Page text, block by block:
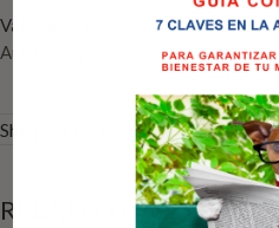
Valoraciones
Aún no hay reseñas
Shipping & Delivery
RELATED PRODUCTS